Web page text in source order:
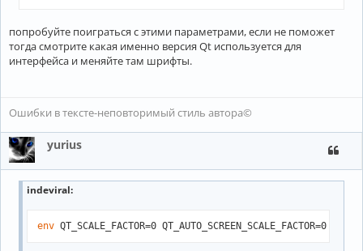
попробуйте поиграться с этими параметрами, если не поможет
тогда смотрите какая именно версия Qt используется для
интерфейса и меняйте там шрифты.
Ошибки в тексте-неповторимый стиль автора©
yurius
indeviral:
env QT_SCALE_FACTOR=0 QT_AUTO_SCREEN_SCALE_FACTOR=0 viber